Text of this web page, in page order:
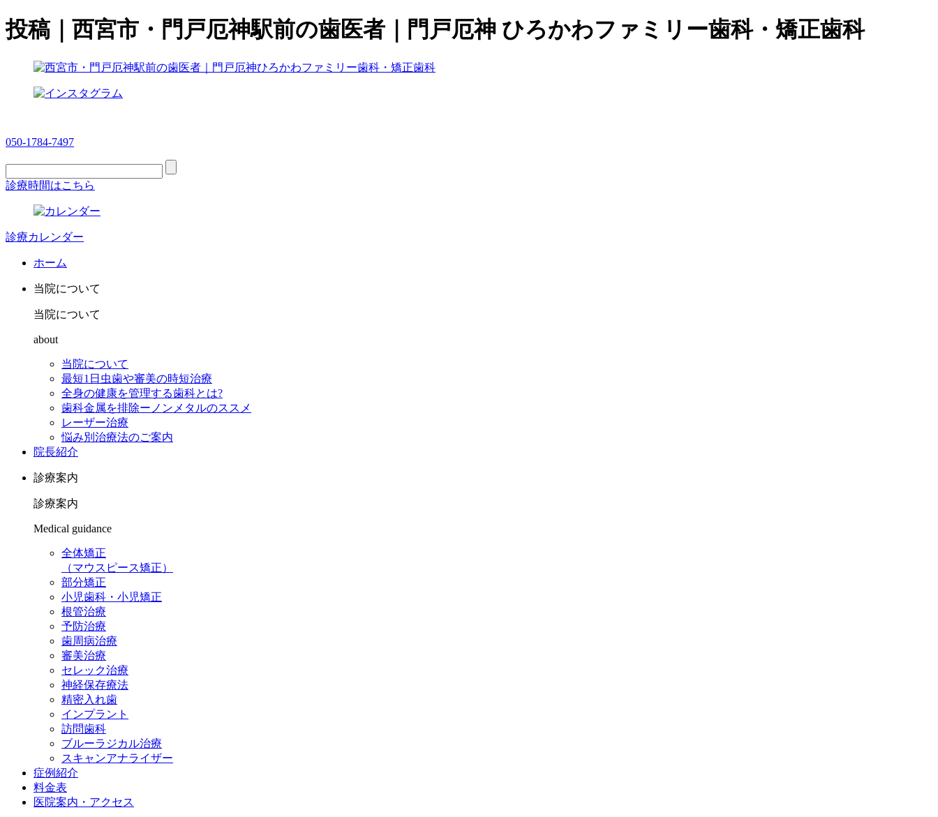
投稿｜西宮市・門戸厄神駅前の歯医者｜門戸厄神 ひろかわファミリー歯科・矯正歯科
050-1784-7497
診療時間はこちら
診療カレンダー
ホーム
当院について
当院について
about
当院について
最短1日虫歯や審美の時短治療
全身の健康を管理する歯科とは?
歯科金属を排除ーノンメタルのススメ
レーザー治療
悩み別治療法のご案内
院長紹介
診療案内
診療案内
Medical guidance
全体矯正
（マウスピース矯正）
部分矯正
小児歯科・小児矯正
根管治療
予防治療
歯周病治療
審美治療
セレック治療
神経保存療法
精密入れ歯
インプラント
訪問歯科
ブルーラジカル治療
スキャンアナライザー
症例紹介
料金表
医院案内・アクセス